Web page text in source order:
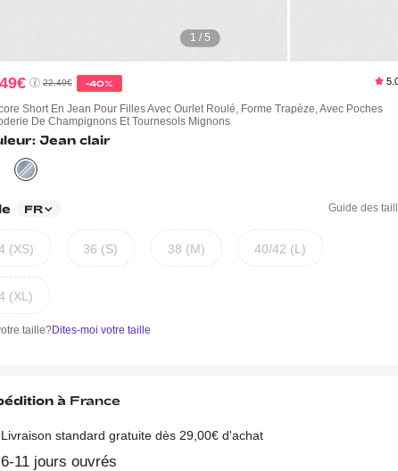
1 / 5
22,49€ -40%
Short En Jean Pour Filles Avec Ourlet Roulé, Forme Trapèze, Avec Poches
De Champignons Et Tournesols Mignons
Jean clair
FR Guide des
(XS) 36 (S) 38 (M) 40/42 (L)
(XL)
taille?Dites-moi votre taille
à France
Livraison standard gratuite dès 29,00€ d'achat
6-11 jours ouvrés